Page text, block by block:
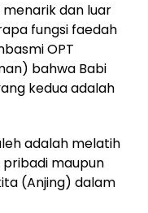
dan luar
fungsi faedah
OPT
bahwa Babi
kedua adalah
adalah melatih
maupun
(Anjing) dalam